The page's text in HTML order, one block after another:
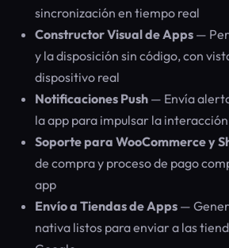
sincronización en tiempo real
Constructor Visual de Apps —
y la disposición sin código, con
dispositivo real
Notificaciones Push — Envía
la app para impulsar la interacción
Soporte para WooCommerce y
de compra y proceso de pago
app
Envío a Tiendas de Apps —
nativa listos para enviar a las